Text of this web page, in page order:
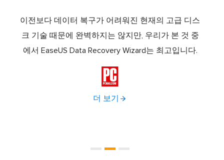
이전보다 데이터 복구가 어려워진 현재의 고급 디스
크 기술 때문에 완벽하지는 않지만, 우리가 본 것 중
에서 EaseUS Data Recovery Wizard는 최고입니다.

더 보기